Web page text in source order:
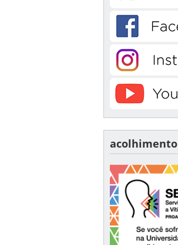
acolhimento